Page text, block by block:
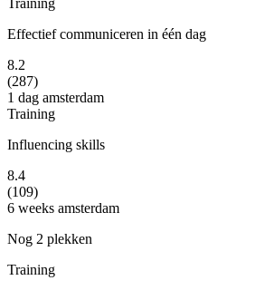
Training
Effectief communiceren in één dag
8.2
(287)
1 dag amsterdam
Training
Influencing skills
8.4
(109)
6 weeks amsterdam
Nog 2 plekken
Training